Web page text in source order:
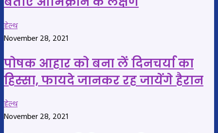
हेल्थ
November 28, 2021
पोषक आहार को बना लें दिनचर्या का
हिस्‍सा, फायदे जानकर रह जायेंगे हैरान
हेल्थ
November 28, 2021